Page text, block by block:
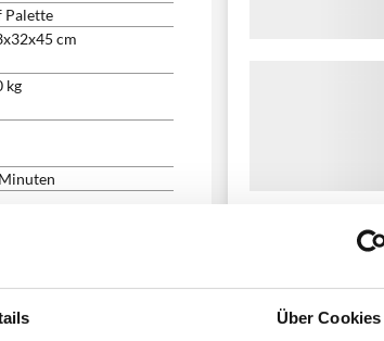
Über Cookies
Palette
cm
kg